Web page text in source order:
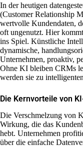
In der heutigen
(Customer Relationship
wertvolle Kundendaten,
oft ungenutzt. Hier
ins Spiel. Künstliche
dynamische,
Unternehmen, proaktiv,
Ohne KI bleiben CRMs
werden sie zu
Die Kernvorteile von
Die Verschmelzung von
Wirkung, die das
hebt. Unternehmen
über die einfache